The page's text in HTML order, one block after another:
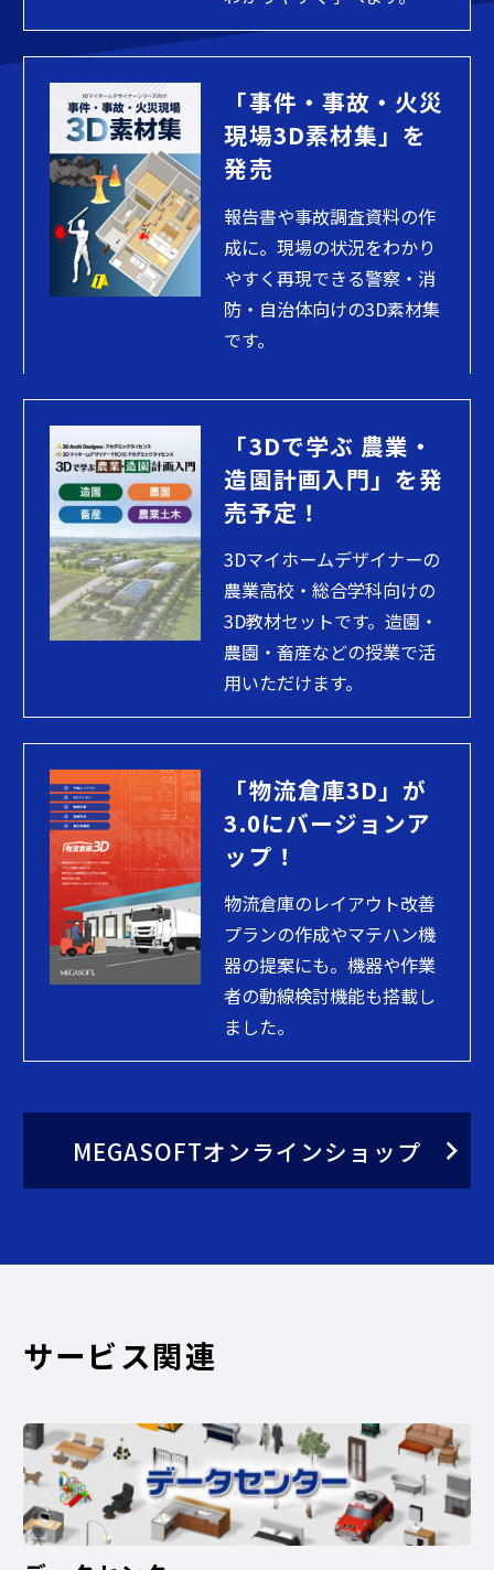
「事件・事故・火災
現場3D素材集」を
発売
報告書や事故調査資料の作
成に。現場の状況をわかり
やすく再現できる警察・消
防・自治体向けの3D素材集
です。
「3Dで学ぶ 農業・
造園計画入門」を発
売予定！
3Dマイホームデザイナーの
農業高校・総合学科向けの
3D教材セットです。造園・
農園・畜産などの授業で活
用いただけます。
「物流倉庫3D」が
3.0にバージョンア
ップ！
物流倉庫のレイアウト改善
プランの作成やマテハン機
器の提案にも。機器や作業
者の動線検討機能も搭載し
ました。
MEGASOFTオンラインショップ
サービス関連